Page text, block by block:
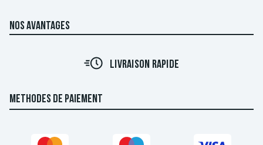
NOS AVANTAGES
LIVRAISON RAPIDE
METHODES DE PAIEMENT